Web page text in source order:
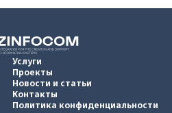
Услуги
Проекты
Новости и статьи
Контакты
Политика конфиденциальности